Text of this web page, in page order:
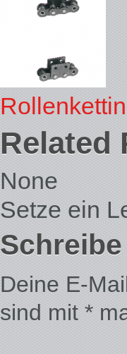
Related
None
Setze ein
Deine E-
sind mit *